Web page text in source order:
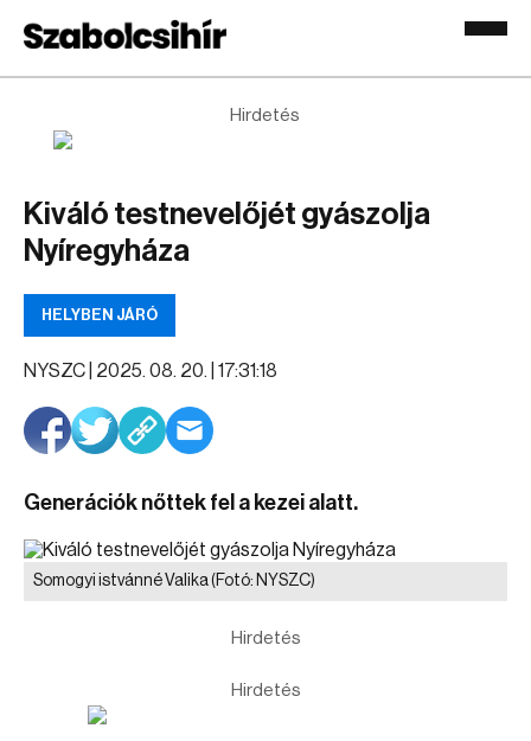
Hirdetés
Kiváló testnevelőjét gyászolja
Nyíregyháza
HELYBEN JÁRÓ
NYSZC | 2025. 08. 20. | 17:31:18
Generációk nőttek fel a kezei alatt.
Somogyi istvánné Valika(Fotó: NYSZC)
Hirdetés
Hirdetés